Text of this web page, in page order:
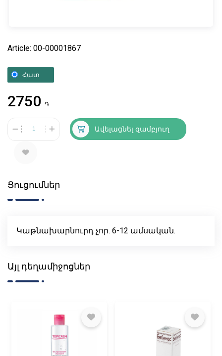
Article: 00-00001867
Հատ
2750 ֏
Ավելացնել զամբյուղ
Ցուցումներ
Կաթնախարնուրդ չոր. 6-12 ամսական.
Այլ դեղամիջոցներ